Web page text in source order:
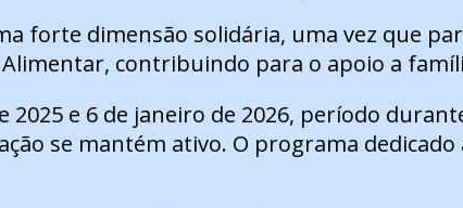
forte dimensão solidária, uma vez que
contribuindo para o apoio a
e 6 de janeiro de 2026, período
se mantém ativo. O programa